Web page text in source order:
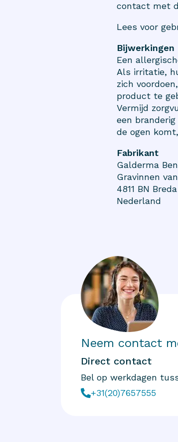
contact met
Lees voor
Bijwerkingen
Een
Als irritatie,
zich
product te
Vermijd
een
de ogen
Fabrikant
Galderma
Gravinnen
4811 BN Breda
Nederland
Neem contact
Direct contact
Bel op werkdagen
+31(20)7657555